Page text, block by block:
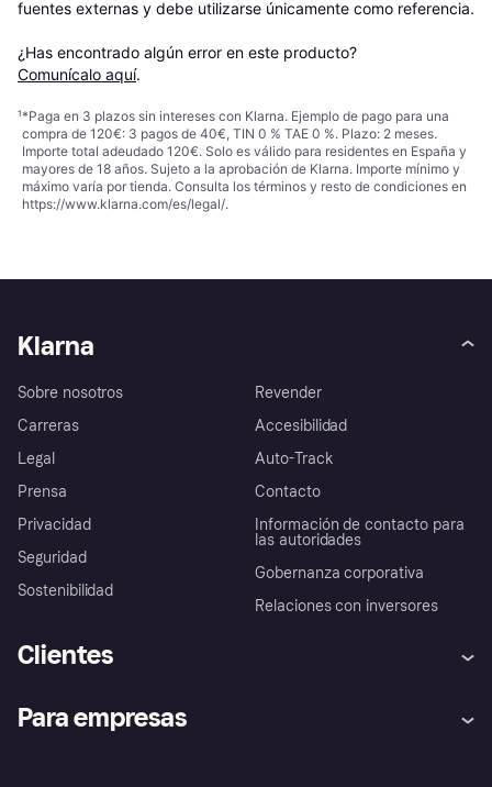
fuentes externas y debe utilizarse únicamente como referencia.
¿Has encontrado algún error en este producto?
Comunícalo aquí.
¹*Paga en 3 plazos sin intereses con Klarna. Ejemplo de pago para una
compra de 120€: 3 pagos de 40€, TIN 0 % TAE 0 %. Plazo: 2 meses.
Importe total adeudado 120€. Solo es válido para residentes en España y
mayores de 18 años. Sujeto a la aprobación de Klarna. Importe mínimo y
máximo varía por tienda. Consulta los términos y resto de condiciones en
https://www.klarna.com/es/legal/.
Klarna
Sobre nosotros
Carreras
Legal
Prensa
Privacidad
Seguridad
Sostenibilidad
Revender
Accesibilidad
Auto-Track
Contacto
Información de contacto para
las autoridades
Gobernanza corporativa
Relaciones con inversores
Clientes
Inicio de sesión
Para empresas